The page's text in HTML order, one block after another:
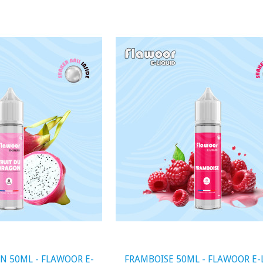
50ML - FLAWOOR E-
FRAMBOISE 50ML - FLAWOOR